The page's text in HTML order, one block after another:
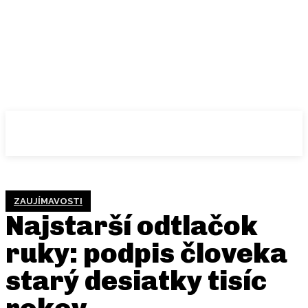
ZAUJÍMAVOSTI
Najstarší odtlačok
ruky: podpis človeka
starý desiatky tisíc